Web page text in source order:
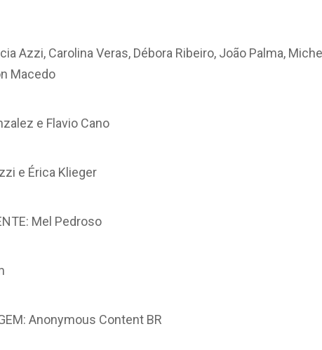
Azzi, Carolina Veras, Débora Ribeiro, João Palma,
Macedo
e Flavio Cano
e Érica Klieger
Mel Pedroso
Anonymous Content BR